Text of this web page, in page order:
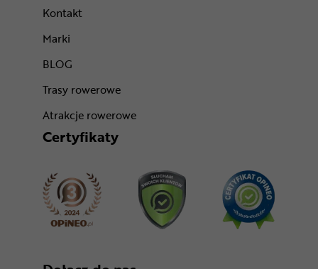
Kontakt
Marki
BLOG
Trasy rowerowe
Atrakcje rowerowe
Certyfikaty